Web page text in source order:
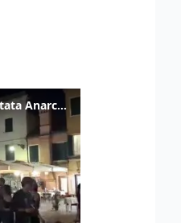
Venezia omaggia Guccini con una Cantata Anarchica in campo Santa Margherita